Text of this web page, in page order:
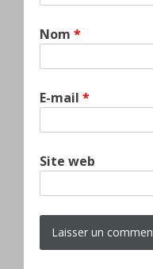
Nom *
E-mail *
Site web